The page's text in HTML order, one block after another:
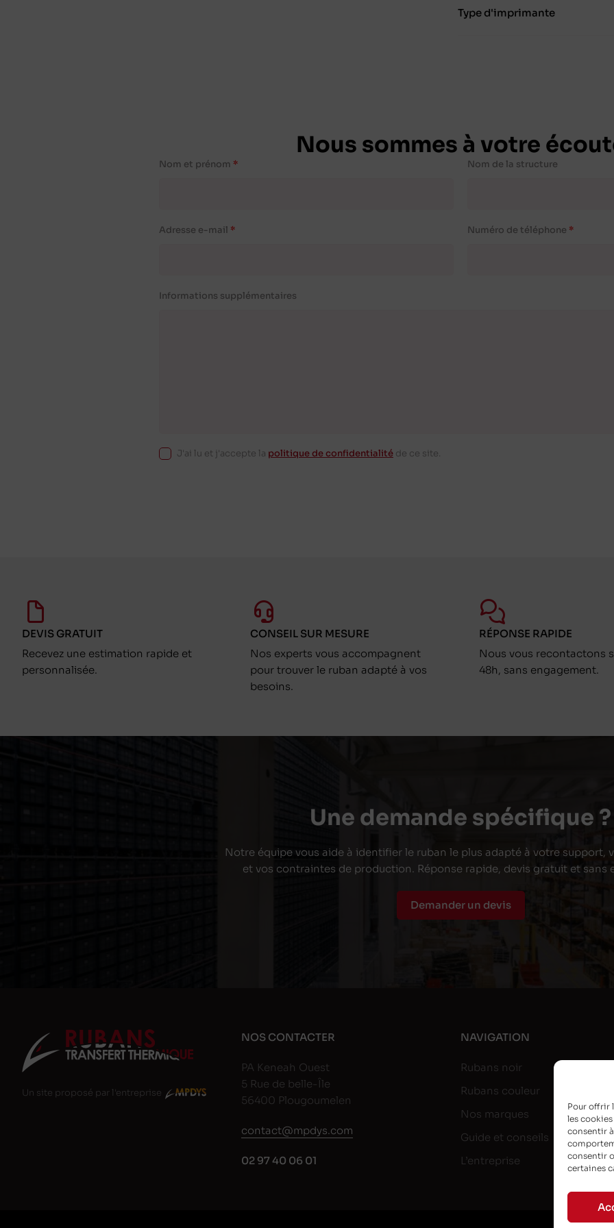
Pour offrir
les
consentir
consentir
certaines
Type d'imprimante
Nous sommes à votre
Nom et prénom Nom de la structure
Adresse e-mail Numéro de téléphone
Informations supplémentaires
J'ai lu et j'accepte la politique de confidentialité de ce site.
DEVIS GRATUIT
Recevez une estimation rapide et
personnalisée.
CONSEIL SUR MESURE
Nos experts vous accompagnent
pour trouver le ruban adapté à vos
besoins.
RÉPONSE RAPIDE
Nous vous recontactons
48h, sans engagement.
Une demande spécifique ?
Notre équipe vous aide à identifier le ruban le plus adapté à votre support,
et vos contraintes de production. Réponse rapide, devis gratuit et sans
Demander un devis
Un site proposé par l'entreprise
NOS CONTACTER
PA Keneah Ouest
5 Rue de belle-Île
56400 Plougoumelen
contact@mpdys.com
02 97 40 06 01
NAVIGATION
Rubans noir
Rubans couleur
Nos marques
Guide et conseils
L’entreprise